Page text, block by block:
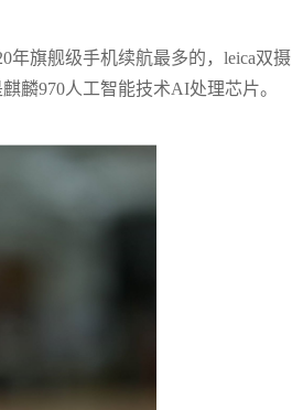
年旗舰级手机续航最多的，leica双摄
麟970人工智能技术AI处理芯片。